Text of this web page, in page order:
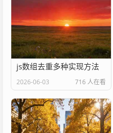
js数组去重多种实现方法
2026-06-03 716 人在看